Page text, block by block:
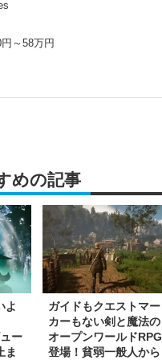
～58万円
めの記事
よ
ー
ま
ガイドもクエストマー
カーもない剣と魔法の
オープンワールドRPG
登場！貧弱一般人から